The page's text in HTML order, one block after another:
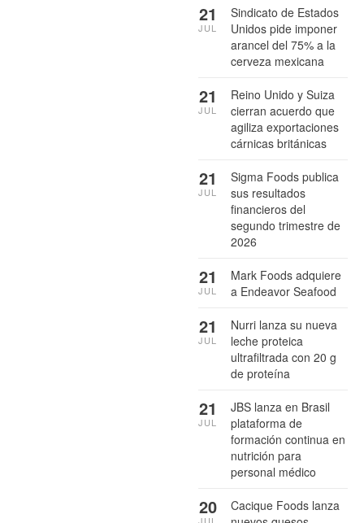
Sindicato de Estados
Unidos pide imponer
arancel del 75% a la
cerveza mexicana
21
JUL
Reino Unido y Suiza
cierran acuerdo que
agiliza exportaciones
cárnicas británicas
21
JUL
Sigma Foods publica
sus resultados
financieros del
segundo trimestre de
2026
21
JUL
Mark Foods adquiere
a Endeavor Seafood
21
JUL
Nurri lanza su nueva
leche proteica
ultrafiltrada con 20 g
de proteína
21
JUL
JBS lanza en Brasil
plataforma de
formación continua en
nutrición para
personal médico
21
JUL
Cacique Foods lanza
20
JUL